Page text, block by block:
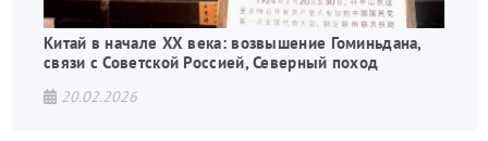
Китай в начале XX века: возвышение Гоминьдана,
связи с Советской Россией, Северный поход
20.02.2026